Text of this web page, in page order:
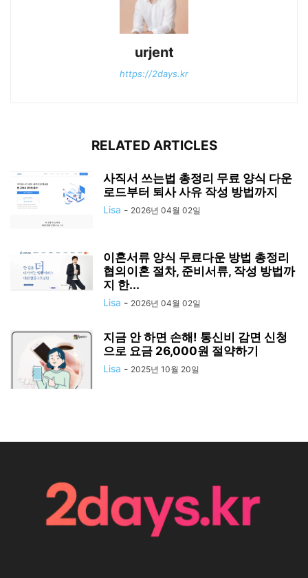
urjent
https://2days.kr
RELATED ARTICLES
사직서 쓰는법 총정리 무료 양식 다운
로드부터 퇴사 사유 작성 방법까지
Lisa - 2026년 04월 02일
이혼서류 양식 무료다운 방법 총정리
협의이혼 절차, 준비서류, 작성 방법까
지 한...
Lisa - 2026년 04월 02일
지금 안 하면 손해! 통신비 감면 신청
으로 요금 26,000원 절약하기
Lisa - 2025년 10월 20일